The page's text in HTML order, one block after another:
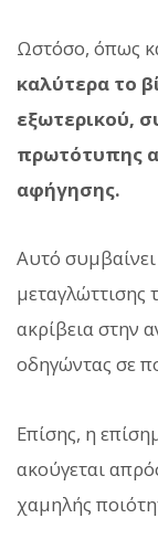
Ωστόσο, όπως
καλύτερα το
εξωτερικού,
πρωτότυπης
αφήγησης.
Αυτό
μεταγλώττισης
ακρίβεια στην
οδηγώντας σε
Επίσης, η
ακούγεται
χαμηλής